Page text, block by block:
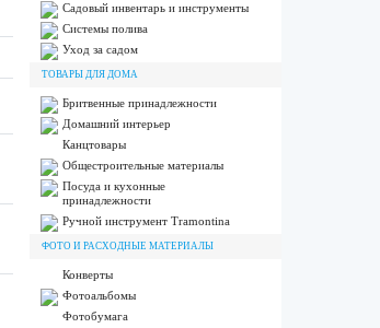
Садовый инвентарь и инструменты
Системы полива
Уход за садом
ТОВАРЫ ДЛЯ ДОМА
Бритвенные принадлежности
Домашний интерьер
Канцтовары
Общестроительные материалы
Посуда и кухонные
принадлежности
Ручной инструмент Tramontina
ФОТО И РАСХОДНЫЕ МАТЕРИАЛЫ
Конверты
Фотоальбомы
Фотобумага